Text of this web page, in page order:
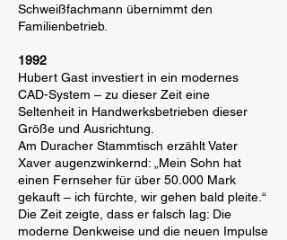
Schweißfachmann übernimmt den
Familienbetrieb.
1992
Hubert Gast investiert in ein modernes
CAD-System – zu dieser Zeit eine
Seltenheit in Handwerksbetrieben dieser
Größe und Ausrichtung.
Am Duracher Stammtisch erzählt Vater
Xaver augenzwinkernd: „Mein Sohn hat
einen Fernseher für über 50.000 Mark
gekauft – ich fürchte, wir gehen bald pleite.“
Die Zeit zeigte, dass er falsch lag: Die
moderne Denkweise und die neuen Impulse